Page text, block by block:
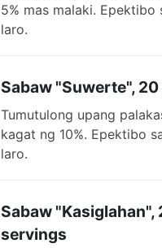
5% mas malaki. Epektibo
laro.
Sabaw "Suwerte",
Tumutulong upang
kagat ng 10%. Epektibo
laro.
Sabaw "Kasiglahan",
servings